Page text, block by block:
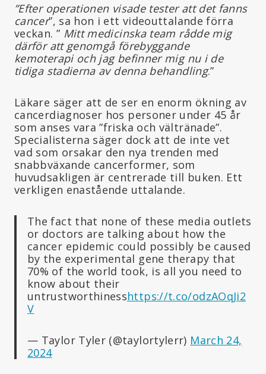
”Efter operationen visade tester att det fanns
cancer”, sa hon i ett videouttalande förra
veckan. ” Mitt medicinska team rådde mig
därför att genomgå förebyggande
kemoterapi och jag befinner mig nu i de
tidiga stadierna av denna behandling.”
Läkare säger att de ser en enorm ökning av
cancerdiagnoser hos personer under 45 år
som anses vara ”friska och vältränade”.
Specialisterna säger dock att de inte vet
vad som orsakar den nya trenden med
snabbväxande cancerformer, som
huvudsakligen är centrerade till buken. Ett
verkligen enastående uttalande.
The fact that none of these media outlets
or doctors are talking about how the
cancer epidemic could possibly be caused
by the experimental gene therapy that
70% of the world took, is all you need to
know about their
untrustworthinesshttps://t.co/odzAOqJi2
V
— Taylor Tyler (@taylortylerr) March 24,
2024